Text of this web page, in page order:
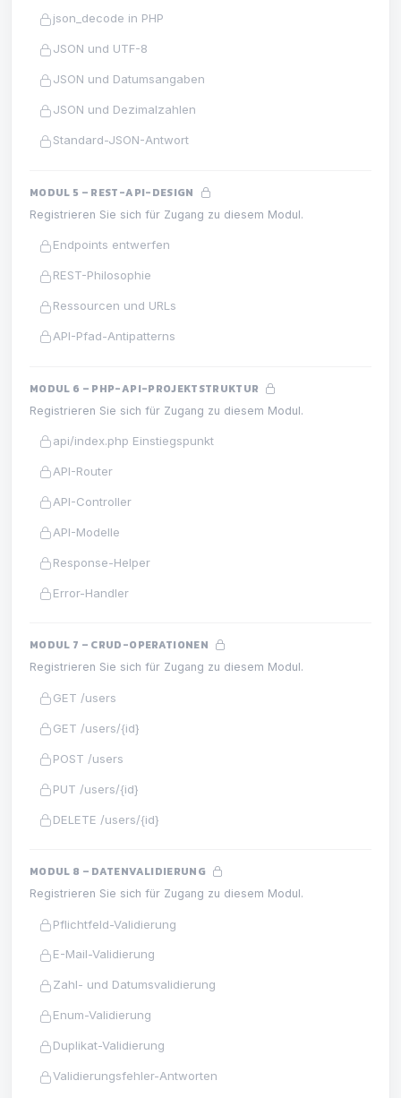
json_decode in PHP
JSON und UTF-8
JSON und Datumsangaben
JSON und Dezimalzahlen
Standard-JSON-Antwort
MODUL 5 – REST-API-DESIGN
Registrieren Sie sich für Zugang zu diesem Modul.
Endpoints entwerfen
REST-Philosophie
Ressourcen und URLs
API-Pfad-Antipatterns
MODUL 6 – PHP-API-PROJEKTSTRUKTUR
Registrieren Sie sich für Zugang zu diesem Modul.
api/index.php Einstiegspunkt
API-Router
API-Controller
API-Modelle
Response-Helper
Error-Handler
MODUL 7 – CRUD-OPERATIONEN
Registrieren Sie sich für Zugang zu diesem Modul.
GET /users
GET /users/{id}
POST /users
PUT /users/{id}
DELETE /users/{id}
MODUL 8 – DATENVALIDIERUNG
Registrieren Sie sich für Zugang zu diesem Modul.
Pflichtfeld-Validierung
E-Mail-Validierung
Zahl- und Datumsvalidierung
Enum-Validierung
Duplikat-Validierung
Validierungsfehler-Antworten